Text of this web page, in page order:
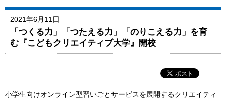
2021年6月11日
「つくる力」「つたえる力」「のりこえる力」を育
む『こどもクリエイティブ大学』開校
小学生向けオンライン型習いごとサービスを展開するクリエイティ